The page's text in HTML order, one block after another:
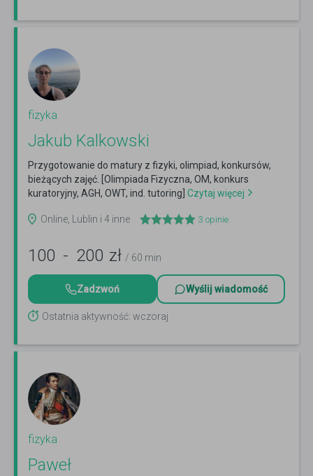
fizyka
Jakub Kalkowski
Przygotowanie do matury z fizyki, olimpiad, konkursów,
bieżących zajęć. [Olimpiada Fizyczna, OM, konkurs
kuratoryjny, AGH, OWT, ind. tutoring] Czytaj więcej
Online, Lublin i 4 inne 3 opinie
100 - 200 zł / 60 min
Zadzwoń Wyślij wiadomość
Ostatnia aktywność: wczoraj
fizyka
Paweł